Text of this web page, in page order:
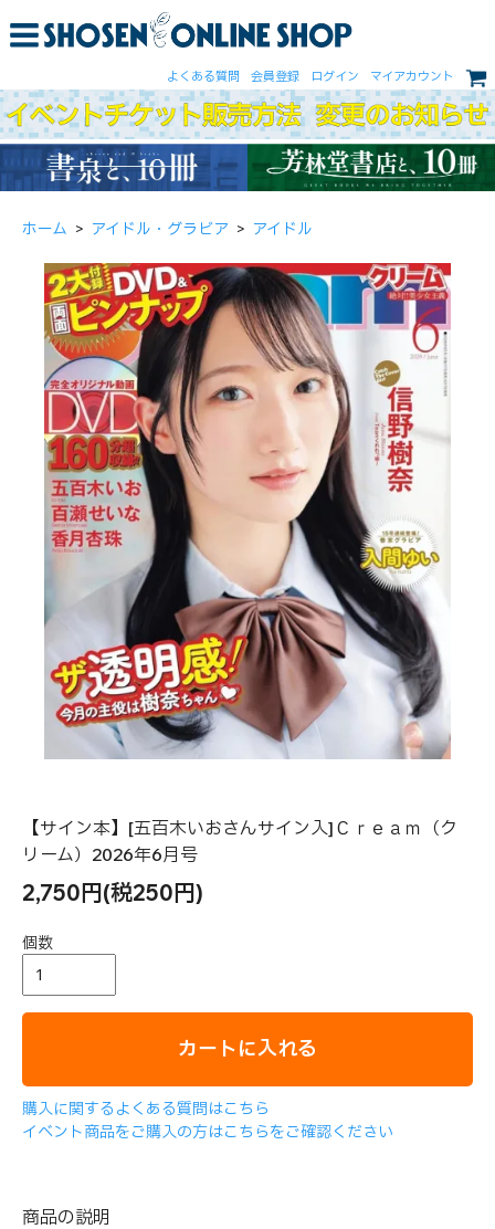
よくある質問 会員登録 ログイン マイアカウント
ホーム > アイドル・グラビア > アイドル
【サイン本】[五百木いおさんサイン入]Ｃｒｅａｍ（ク
リーム）2026年6月号
2,750円(税250円)
個数
カートに入れる
購入に関するよくある質問はこちら
イベント商品をご購入の方はこちらをご確認ください
商品の説明